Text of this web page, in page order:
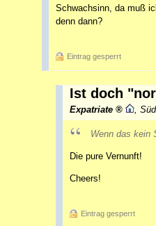
Schwachsinn, da muß
denn dann?
Eintrag gesperrt
Ist doch
Expatriate
Wenn das kein
Die pure Vernunft!
Cheers!
Eintrag gesperrt